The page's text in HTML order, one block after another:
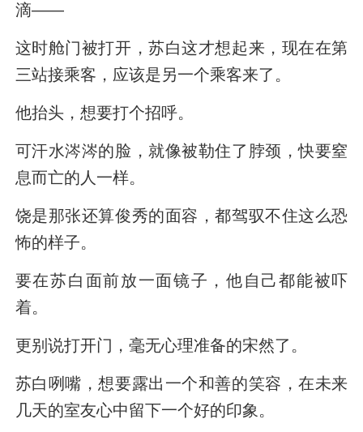
滴——
这时舱门被打开，苏白这才想起来，现在在第
三站接乘客，应该是另一个乘客来了。
他抬头，想要打个招呼。
可汗水涔涔的脸，就像被勒住了脖颈，快要窒
息而亡的人一样。
饶是那张还算俊秀的面容，都驾驭不住这么恐
怖的样子。
要在苏白面前放一面镜子，他自己都能被吓
着。
更别说打开门，毫无心理准备的宋然了。
苏白咧嘴，想要露出一个和善的笑容，在未来
几天的室友心中留下一个好的印象。